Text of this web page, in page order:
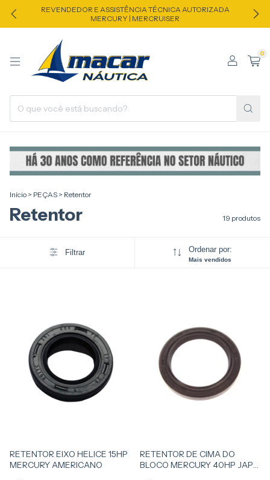
REVENDEDOR E ASSISTÊNCIA TÉCNICA AUTORIZADA
MERCURY | MERCRUISER
0
Início > PEÇAS > Retentor
Retentor 19 produtos
Filtrar Ordenar por:
Mais vendidos
RETENTOR EIXO HELICE 15HP
MERCURY AMERICANO
RETENTOR DE CIMA DO
BLOCO MERCURY 40HP JAP